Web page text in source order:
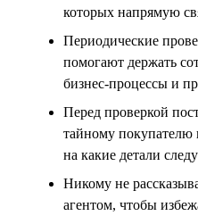
которых напрямую
Периодические
помогают держать
бизнес-процессы и
Перед проверкой
тайному покупателю
на какие детали
Никому не
агентом, чтобы